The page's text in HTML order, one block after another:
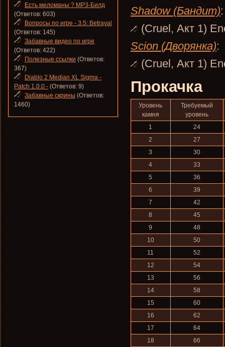
Shadow (Бандит):
(Cruel, Акт 1)
Scion (Дворянка):
(Cruel, Акт 1)
Прокачка
Уровень
камня
Требуемый
уровень
1
24
2
27
3
30
4
33
5
36
6
39
7
42
8
45
9
48
10
50
11
52
12
54
13
56
14
58
15
60
16
62
17
64
18
66
Есть меломаны ? MP3-Билд
(Ответов: 603)
Вопросы по игре - 3.5: Betrayal
(Ответов: 145)
Забавные видео по игре
(Ответов: 422)
Полезные ссылки (Ответов:
367)
Diablo 2 Median XL Sigma -
Patch 1.0.0 - (Ответов: 9)
Забавные скрины (Ответов:
1460)